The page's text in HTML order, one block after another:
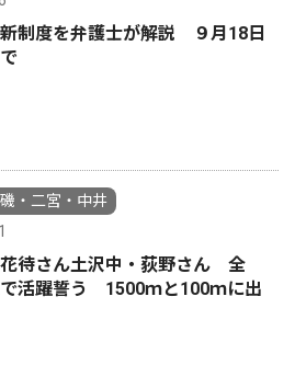
制度を弁護士が解説 ９月18日
・二宮・中井
待さん土沢中・荻野さん 全
で活躍誓う 1500ｍと100ｍに出